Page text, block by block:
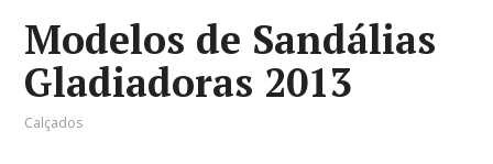
Modelos de Sandálias
Gladiadoras 2013
Calçados